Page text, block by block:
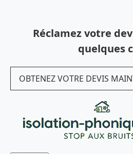
contenu
Réclamez votre
quelques
OBTENEZ VOTRE DEVIS